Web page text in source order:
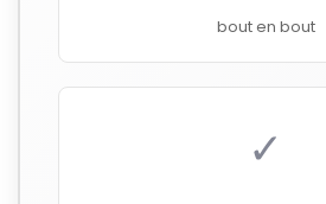
bout en bout
✓